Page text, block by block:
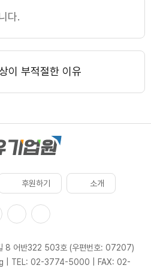
다.
이 부적절한 이유
후원하기 소개
8 어반322 503호 (우편번호: 07207)
TEL: 02-3774-5000 FAX: 02-